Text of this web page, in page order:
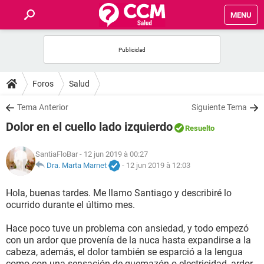
MENU
FORUMS
SALUD
NUTRICIÓN
BIENESTAR
SEXUALIDAD
GLOSARIO
Foros Salud
Tema Anterior Siguiente Tema
Dolor en el cuello lado izquierdo Resuelto
SantiaFloBar - 12 jun 2019 à 00:27
Dra. Marta Marnet
- 12 jun 2019 à 12:03
Hola, buenas tardes. Me llamo Santiago y describiré lo
ocurrido durante el último mes.
Hace poco tuve un problema con ansiedad, y todo empezó
con un ardor que provenía de la nuca hasta expandirse a la
cabeza, además, el dolor también se esparció a la lengua